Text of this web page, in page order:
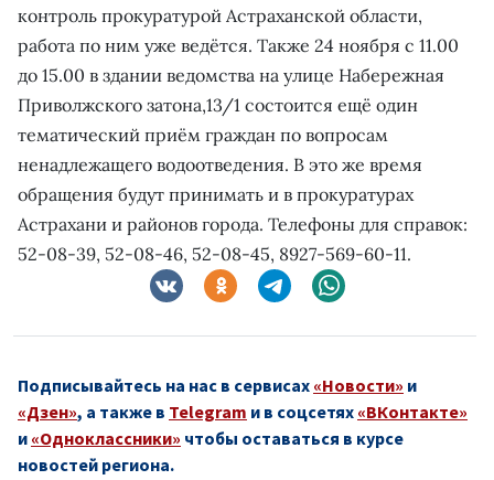
контроль прокуратурой Астраханской области,
работа по ним уже ведётся. Также 24 ноября с 11.00
до 15.00 в здании ведомства на улице Набережная
Приволжского затона,13/1 состоится ещё один
тематический приём граждан по вопросам
ненадлежащего водоотведения. В это же время
обращения будут принимать и в прокуратурах
Астрахани и районов города. Телефоны для справок:
52-08-39, 52-08-46, 52-08-45, 8927-569-60-11.
Подписывайтесь на нас в сервисах «Новости» и
«Дзен», а также в Telegram и в соцсетях «ВКонтакте»
и «Одноклассники» чтобы оставаться в курсе
новостей региона.